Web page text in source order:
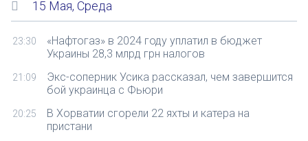
15 Мая, Среда
23:30
«Нафтогаз» в 2024 году уплатил в бюджет
Украины 28,3 млрд грн налогов
21:09
Экс-соперник Усика рассказал, чем завершится
бой украинца с Фьюри
20:25
В Хорватии сгорели 22 яхты и катера на
пристани